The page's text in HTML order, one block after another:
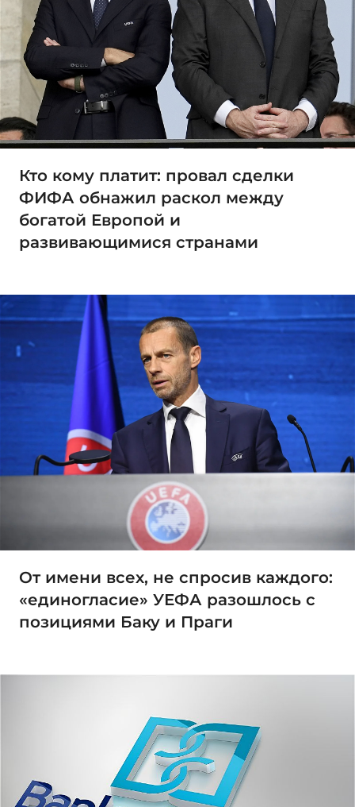
Кто кому платит: провал сделки
ФИФА обнажил раскол между
богатой Европой и
развивающимися странами
От имени всех, не спросив каждого:
«единогласие» УЕФА разошлось с
позициями Баку и Праги